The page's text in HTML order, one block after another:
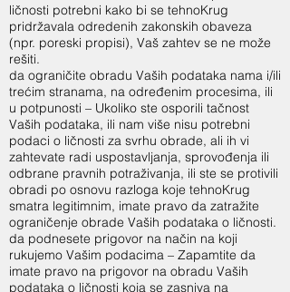
ličnosti potrebni kako bi se tehnoKrug
pridržavala odredenih zakonskih obaveza
(npr. poreski propisi), Vaš zahtev se ne može
rešiti.
da ograničite obradu Vaših podataka nama i/ili
trećim stranama, na određenim procesima, ili
u potpunosti – Ukoliko ste osporili tačnost
Vaših podataka, ili nam više nisu potrebni
podaci o ličnosti za svrhu obrade, ali ih vi
zahtevate radi uspostavljanja, sprovođenja ili
odbrane pravnih potraživanja, ili ste se protivili
obradi po osnovu razloga koje tehnoKrug
smatra legitimnim, imate pravo da zatražite
ograničenje obrade Vaših podataka o ličnosti.
da podnesete prigovor na način na koji
rukujemo Vašim podacima – Zapamtite da
imate pravo na prigovor na obradu Vaših
podataka o ličnosti koja se zasniva na